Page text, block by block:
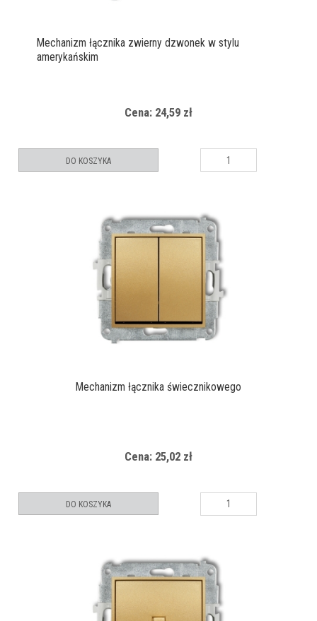
Mechanizm łącznika zwierny dzwonek w stylu
amerykańskim
Cena: 24,59 zł
DO KOSZYKA
Mechanizm łącznika świecznikowego
Cena: 25,02 zł
DO KOSZYKA